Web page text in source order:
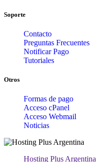
Soporte
Contacto
Preguntas Frecuentes
Notificar Pago
Tutoriales
Otros
Formas de pago
Acceso cPanel
Acceso Webmail
Noticias
Hosting Plus Argentina